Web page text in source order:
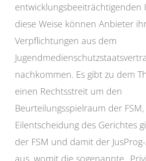
entwicklungsbeeiträchtigenden
diese Weise können Anbieter
Verpflichtungen aus dem
nachkommen. Es gibt zu dem
einen Rechtsstreit um den
Beurteilungsspielraum der
Eilentscheidung des Gerichtes
der FSM und damit der
aus, womit die sogenannte